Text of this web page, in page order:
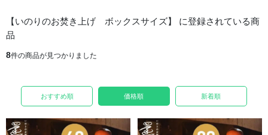
【いのりのお焚き上げ ボックスサイズ】 に登録されている商
品
8件の商品が見つかりました
おすすめ順 価格順 新着順